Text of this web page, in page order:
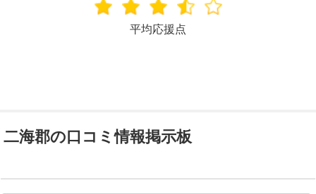
平均応援点
二海郡の口コミ情報掲示板